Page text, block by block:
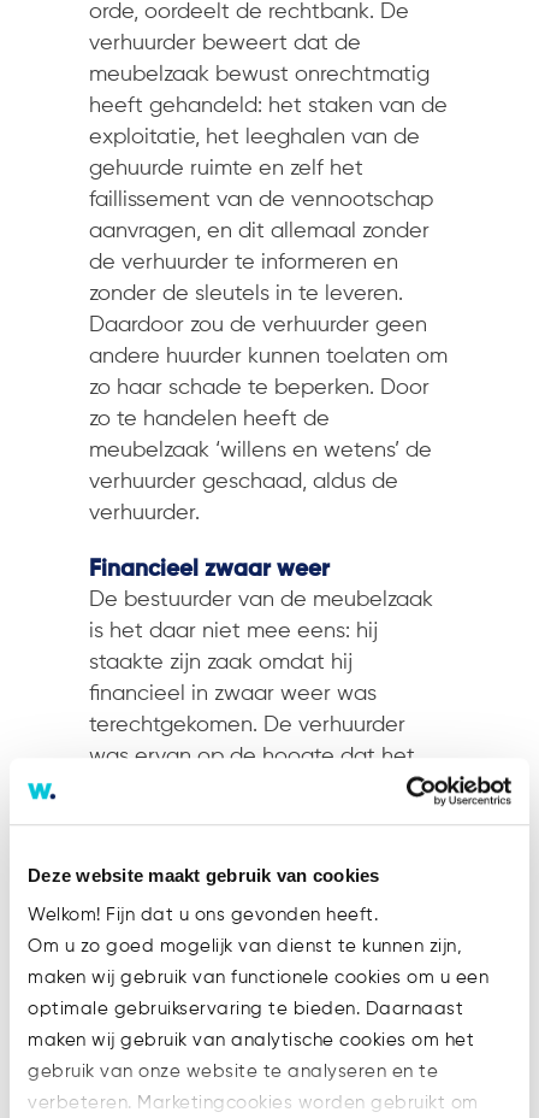
Deze website maakt gebruik van cookies
Welkom! Fijn dat u ons gevonden heeft.
Om u zo goed mogelijk van dienst te kunnen zijn,
maken wij gebruik van functionele cookies om u een
optimale gebruikservaring te bieden. Daarnaast
maken wij gebruik van analytische cookies om het
gebruik van onze website te analyseren en te
verbeteren. Marketingcookies worden gebruikt om
orde, oordeelt de rechtbank. De
verhuurder beweert dat de
meubelzaak bewust onrechtmatig
heeft gehandeld: het staken van de
exploitatie, het leeghalen van de
gehuurde ruimte en zelf het
faillissement van de vennootschap
aanvragen, en dit allemaal zonder
de verhuurder te informeren en
zonder de sleutels in te leveren.
Daardoor zou de verhuurder geen
andere huurder kunnen toelaten om
zo haar schade te beperken. Door
zo te handelen heeft de
meubelzaak ‘willens en wetens’ de
verhuurder geschaad, aldus de
verhuurder.
Financieel zwaar weer
De bestuurder van de meubelzaak
is het daar niet mee eens: hij
staakte zijn zaak omdat hij
financieel in zwaar weer was
terechtgekomen. De verhuurder
was ervan op de hoogte dat het
kwam doordat het bedrijf dat
gehuurde pand, deze kwam
ophalen.
Schade beperken
De bestuurder vindt de rechtbank
aan zijn zijde. Die wijst in zijn
uitspraak van 12 januari 2022erop
dat een bestuurder van een